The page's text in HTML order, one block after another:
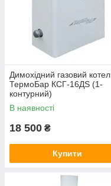
Димохідний газовий котел
ТермоБар КСГ-16ДЅ (1-
контурний)
В наявності
18 500 ₴
Купити